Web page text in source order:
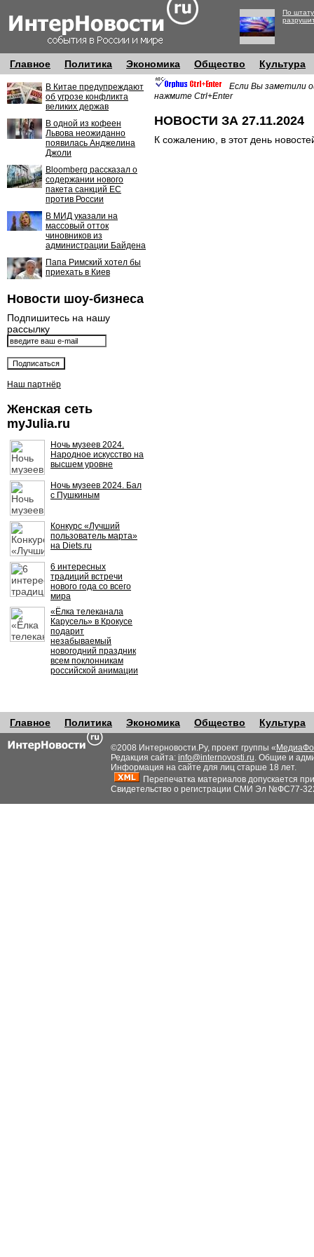
По
Главное Политика Экономика Общество Культура
В Китае предупреждают
об угрозе конфликта
великих держав
В одной из кофеен
Львова неожиданно
появилась Анджелина
Джоли
Bloomberg рассказал о
содержании нового
пакета санкций ЕС
против России
В МИД указали на
массовый отток
чиновников из
администрации Байдена
Папа Римский хотел бы
приехать в Киев
Новости шоу-бизнеса
Подпишитесь на нашу
рассылку
Наш партнёр
Женская сеть
myJulia.ru
Ночь музеев 2024.
Народное искусство на
высшем уровне
Ночь музеев 2024. Бал
с Пушкиным
Конкурс «Лучший
пользователь марта»
на Diets.ru
6 интересных
традиций встречи
нового года со всего
мира
«Ёлка телеканала
Карусель» в Крокусе
подарит
незабываемый
новогодний праздник
всем поклонникам
российской анимации
Если Вы заметили
нажмите Ctrl+Enter
НОВОСТИ ЗА 27.11.2024
К сожалению, в этот день
Главное Политика Экономика Общество Культура
©2008 Интерновости.Ру, проект группы «
Редакция сайта: info@internovosti.ru. Общие и
Информация на сайте для лиц старше 18 лет.
Перепечатка материалов допускается
Свидетельство о регистрации СМИ Эл №ФС77-